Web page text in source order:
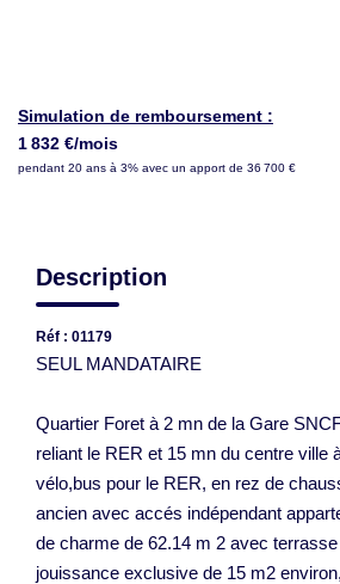
Simulation de remboursement :
1 832 €/mois
pendant 20 ans à 3% avec un apport de 36 700 €
Description
Réf : 01179
SEUL MANDATAIRE
Quartier Foret à 2 mn de la Gare
reliant le RER et 15 mn du centre ville
vélo,bus pour le RER, en rez de
ancien avec accés indépendant
de charme de 62.14 m 2 avec
jouissance exclusive de 15 m2